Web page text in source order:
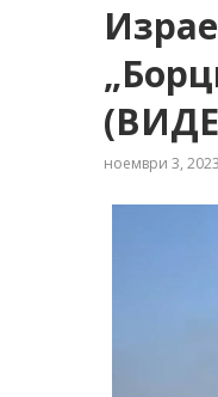
ноември 3, 2023